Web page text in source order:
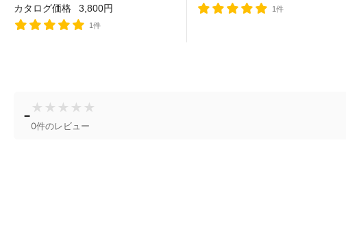
カタログ価格
3,800円
1件
1件
-★ ★ ★ ★ ★
0件のレビュー